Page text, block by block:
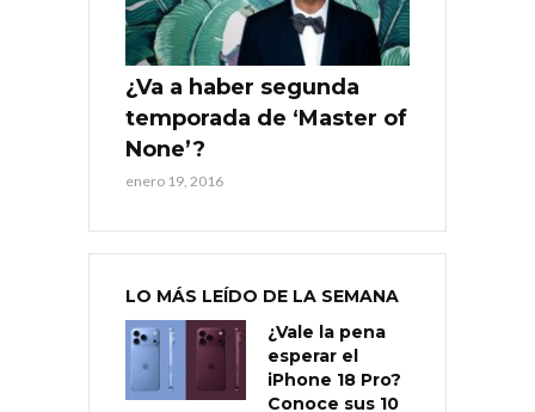
¿Va a haber segunda
temporada de ‘Master of
None’?
enero 19, 2016
LO MÁS LEÍDO DE LA SEMANA
¿Vale la pena
esperar el
iPhone 18 Pro?
Conoce sus 10